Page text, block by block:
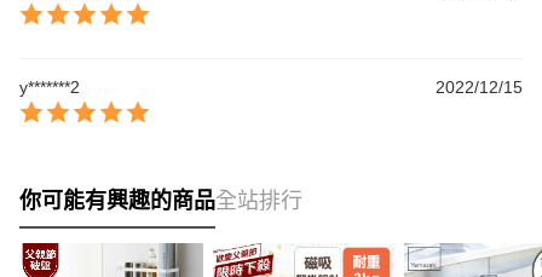
y*******2 2022/12/15
你可能有興趣的商品全站排行